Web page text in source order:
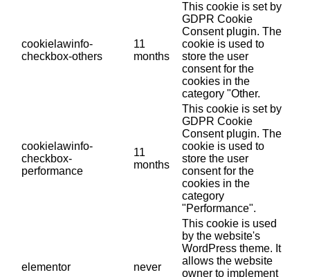
cookielawinfo-
checkbox-others
11
months
This cookie is set by
GDPR Cookie
Consent plugin. The
cookie is used to
store the user
consent for the
cookies in the
category "Other.
cookielawinfo-
checkbox-
performance
11
months
This cookie is set by
GDPR Cookie
Consent plugin. The
cookie is used to
store the user
consent for the
cookies in the
category
"Performance".
elementor never
This cookie is used
by the website's
WordPress theme. It
allows the website
owner to implement